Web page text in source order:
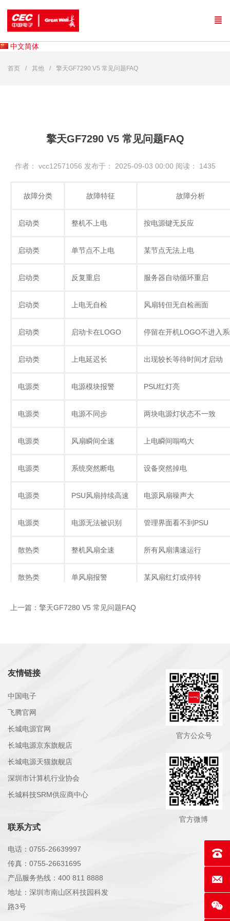
中文简体
首页 其他 擎天GF7290 V5 常见问题FAQ
擎天GF7290 V5 常见问题FAQ
作者： vcc12571056 发布于： 2025-09-03 00:00 阅读： 1435
故障分类 故障特征 故障分析
启动类 整机不上电 按电源键无反应
启动类 单节点不上电 某节点无法上电
启动类 反复重启 服务器自动循环重启
启动类 上电无自检 风扇转但无自检画面
启动类 启动卡在LOGO 停留在开机LOGO不进入
启动类 上电延迟长 出现较长等待时间才启动
电源类 电源模块报警 PSU红灯亮
电源类 电源不同步 两块电源灯状态不一致
电源类 风扇瞬间全速 上电瞬间嗡鸣大
电源类 系统突然断电 设备突然掉电
电源类 PSU风扇持续高速 电源风扇噪声大
电源类 电源无法被识别 管理界面看不到PSU
散热类 整机风扇全速 所有风扇满速运行
散热类 单风扇报警 某风扇红灯或停转
散热类 GPU区域温度过高
风扇无法加速
节点模块类 管理界面不显示某节点
节点模块类 节点CPU不识别 开机日志提示CPU缺失
节点模块类 某内存条无显示
节点模块类 节点反复离线 BMC中节点掉线
节点模块类 节点温度传感器无反馈
节点模块类 节点频繁报错
GPU类 GPU不识别
GPU类
上一篇：擎天GF7280 V5 常见问题FAQ
友情链接
中国电子
飞腾官网
长城电源官网
长城电源京东旗舰店
长城电源天猫旗舰店
深圳市计算机行业协会
长城科技SRM供应商中心
联系方式
电话：0755-26639997
传真：0755-26631695
产品服务热线：400 811 8888
地址：深圳市南山区科技园科发
路3号
官方公众号
官方微博
联系
E-